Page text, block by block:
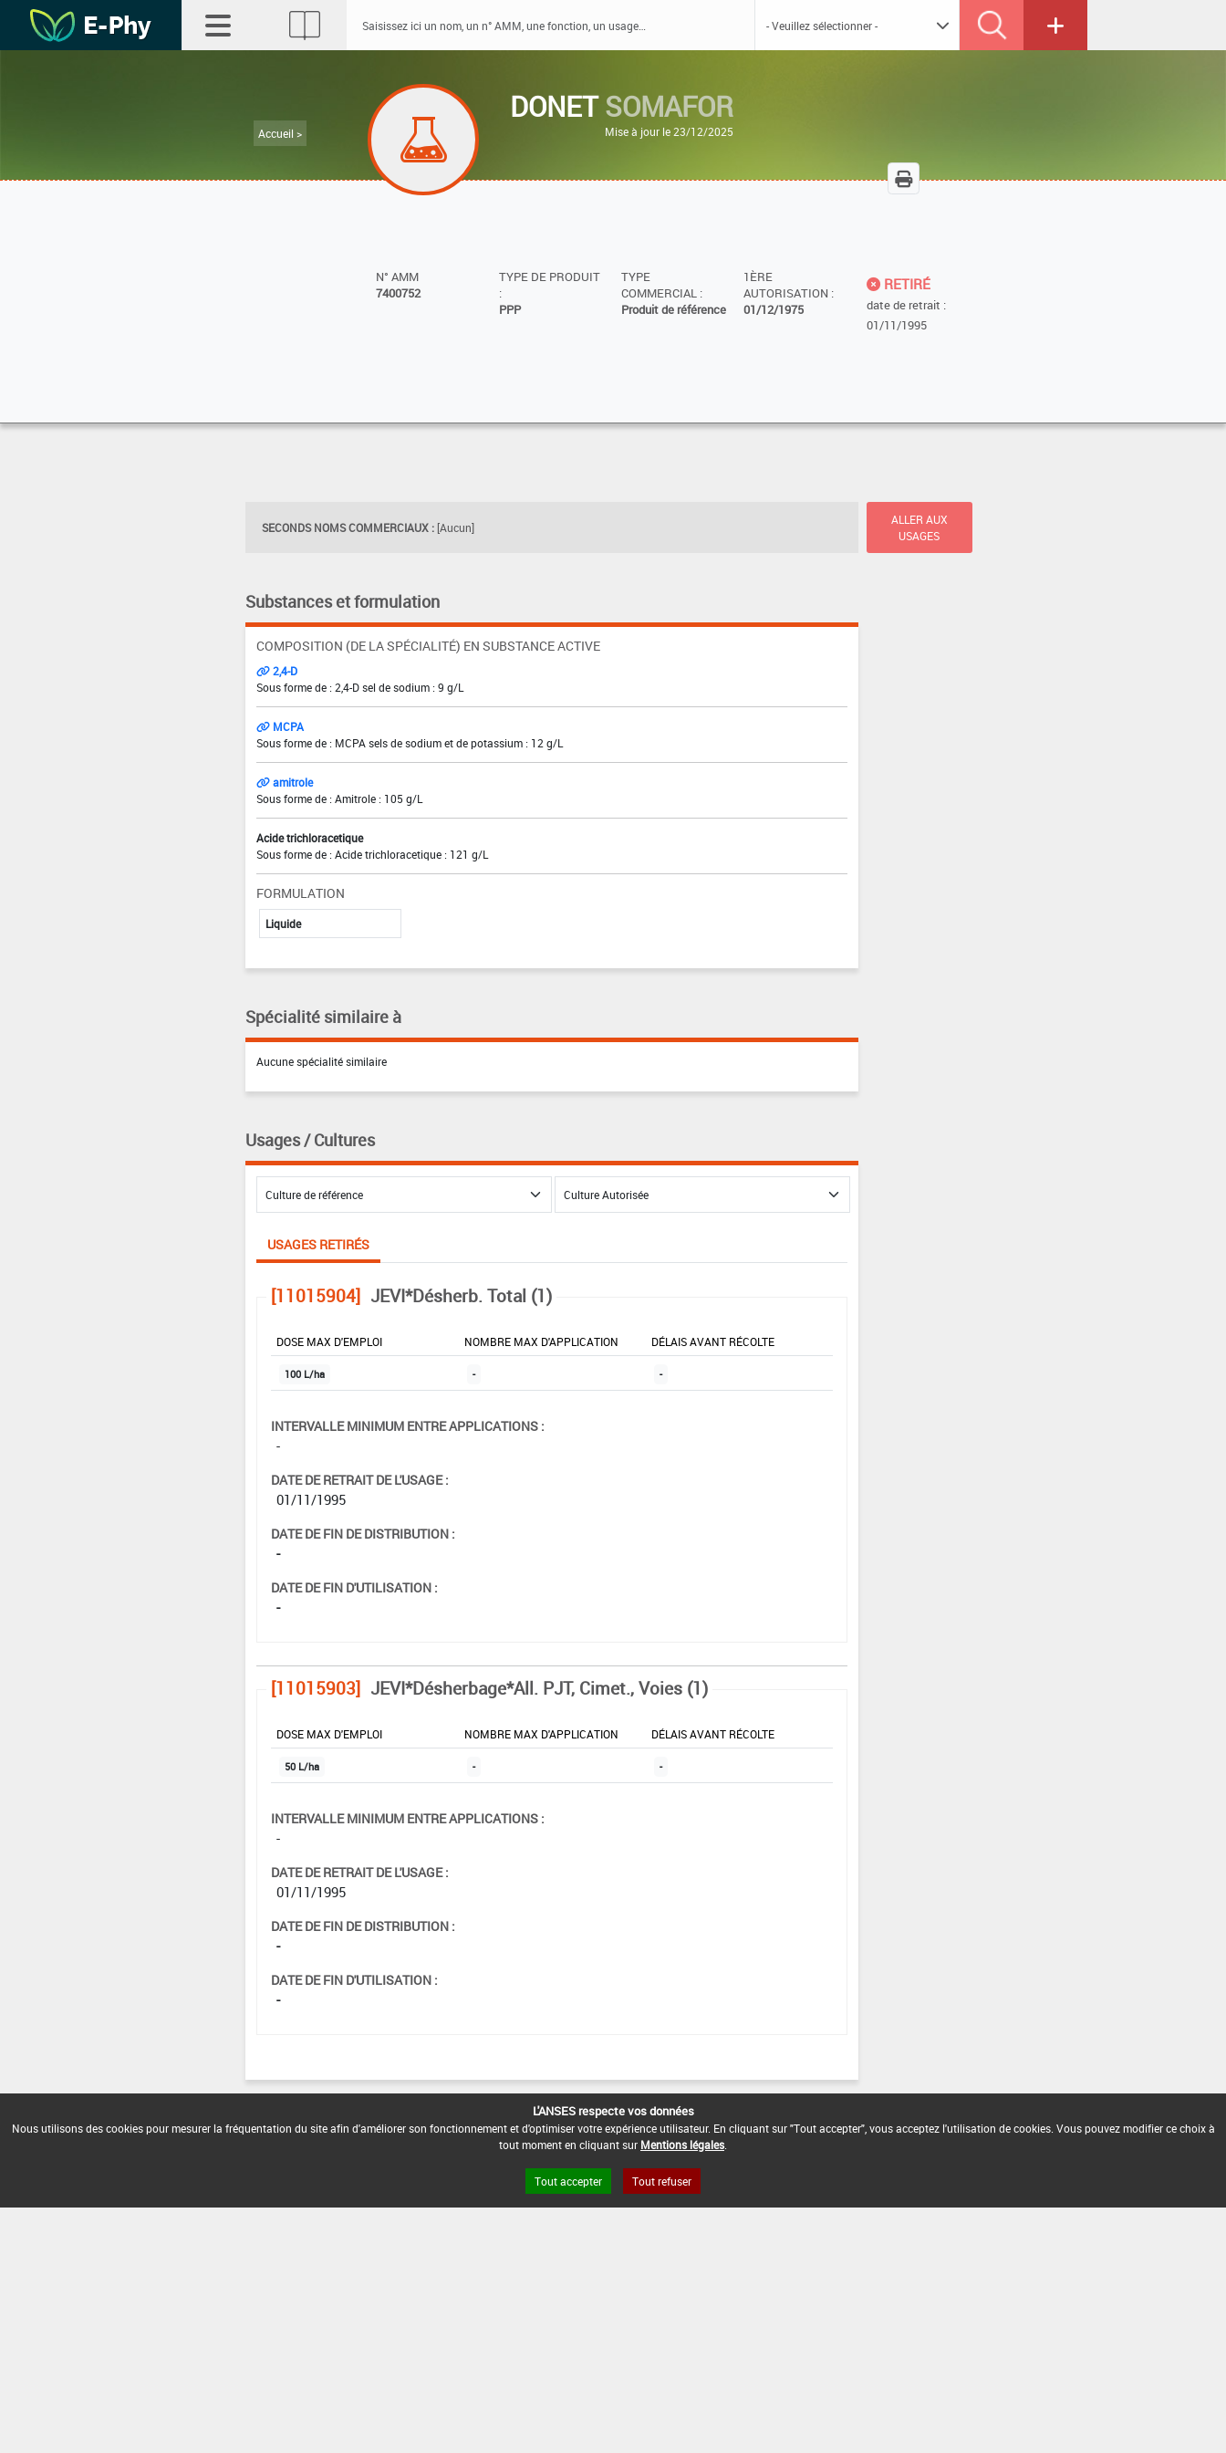
Accueil >
DONETSOMAFOR
Mise à jour le 23/12/2025
N° AMM
7400752
TYPE DE PRODUIT
:
PPP
TYPE
COMMERCIAL :
Produit de référence
1ÈRE
AUTORISATION :
01/12/1975
RETIRÉ
date de retrait :
01/11/1995
SECONDS NOMS COMMERCIAUX : [Aucun]
ALLER AUX
USAGES
Substances et formulation
COMPOSITION (DE LA SPÉCIALITÉ) EN SUBSTANCE ACTIVE
2,4-D
Sous forme de : 2,4-D sel de sodium : 9 g/L
MCPA
Sous forme de : MCPA sels de sodium et de potassium : 12 g/L
amitrole
Sous forme de : Amitrole : 105 g/L
Acide trichloracetique
Sous forme de : Acide trichloracetique : 121 g/L
FORMULATION
Liquide
Spécialité similaire à
Aucune spécialité similaire
Usages / Cultures
USAGES RETIRÉS
[11015904] JEVI*Désherb. Total (1)
DOSE MAX D'EMPLOI NOMBRE MAX D'APPLICATION DÉLAIS AVANT RÉCOLTE
100 L/ha - -
INTERVALLE MINIMUM ENTRE APPLICATIONS :
-
DATE DE RETRAIT DE L'USAGE :
01/11/1995
DATE DE FIN DE DISTRIBUTION :
-
DATE DE FIN D'UTILISATION :
-
[11015903] JEVI*Désherbage*All. PJT, Cimet., Voies (1)
DOSE MAX D'EMPLOI NOMBRE MAX D'APPLICATION DÉLAIS AVANT RÉCOLTE
50 L/ha - -
INTERVALLE MINIMUM ENTRE APPLICATIONS :
-
DATE DE RETRAIT DE L'USAGE :
01/11/1995
DATE DE FIN DE DISTRIBUTION :
-
DATE DE FIN D'UTILISATION :
-
L'ANSES respecte vos données
Nous utilisons des cookies pour mesurer la fréquentation du site afin d'améliorer son fonctionnement et d'optimiser votre expérience utilisateur. En cliquant sur "Tout accepter", vous acceptez l'utilisation de cookies. Vous pouvez modifier ce choix à
tout moment en cliquant sur Mentions légales
Tout accepter Tout refuser